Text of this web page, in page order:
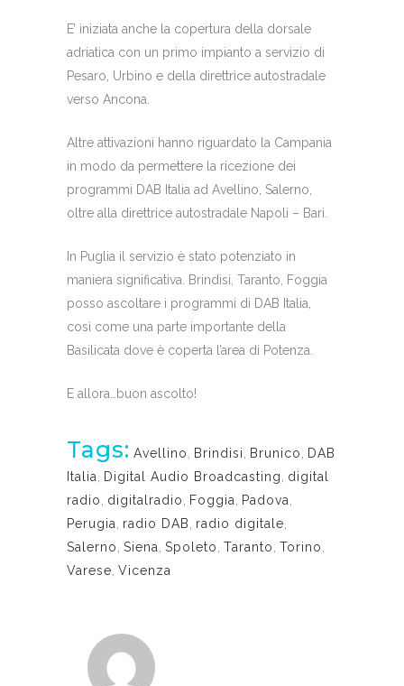
E’ iniziata anche la copertura della dorsale
adriatica con un primo impianto a servizio di
Pesaro, Urbino e della direttrice autostradale
verso Ancona.
Altre attivazioni hanno riguardato la Campania
in modo da permettere la ricezione dei
programmi DAB Italia ad Avellino, Salerno,
oltre alla direttrice autostradale Napoli – Bari.
In Puglia il servizio è stato potenziato in
maniera significativa. Brindisi, Taranto, Foggia
posso ascoltare i programmi di DAB Italia,
così come una parte importante della
Basilicata dove è coperta l’area di Potenza.
E allora…buon ascolto!
Tags: Avellino Brindisi Brunico
DAB
Italia
Digital Audio Broadcasting
digital
radio
digitalradio Foggia Padova
Perugia
radio DAB radio digitale
Salerno Siena Spoleto Taranto Torino
Varese Vicenza